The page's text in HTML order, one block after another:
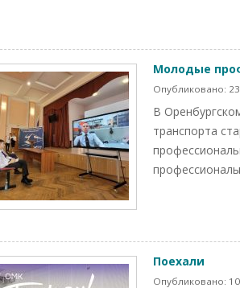
Молодые
Опубликовано:
В
транспорта
Поехали
Опубликовано: